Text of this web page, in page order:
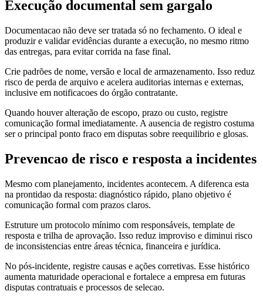
Execução documental sem gargalo
Documentacao não deve ser tratada só no fechamento. O ideal e
produzir e validar evidências durante a execução, no mesmo ritmo
das entregas, para evitar corrida na fase final.
Crie padrões de nome, versão e local de armazenamento. Isso reduz
risco de perda de arquivo e acelera auditorias internas e externas,
inclusive em notificacoes do órgão contratante.
Quando houver alteração de escopo, prazo ou custo, registre
comunicação formal imediatamente. A ausencia de registro costuma
ser o principal ponto fraco em disputas sobre reequilibrio e glosas.
Prevencao de risco e resposta a incidentes
Mesmo com planejamento, incidentes acontecem. A diferenca esta
na prontidao da resposta: diagnóstico rápido, plano objetivo é
comunicação formal com prazos claros.
Estruture um protocolo mínimo com responsáveis, template de
resposta e trilha de aprovação. Isso reduz improviso e diminui risco
de inconsistencias entre áreas técnica, financeira e jurídica.
No pós-incidente, registre causas e ações corretivas. Esse histórico
aumenta maturidade operacional e fortalece a empresa em futuras
disputas contratuais e processos de selecao.